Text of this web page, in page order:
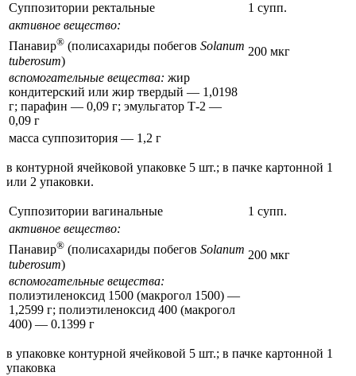
Суппозитории ректальные
1 супп.
активное вещество:
Панавир® (полисахариды побегов Solanum
tuberosum)
200 мкг
вспомогательные вещества: жир
кондитерский или жир твердый — 1,0198
г; парафин — 0,09 г; эмульгатор Т-2 —
0,09 г
масса суппозитория — 1,2 г
в контурной ячейковой упаковке 5 шт.; в пачке картонной 1
или 2 упаковки.
Суппозитории вагинальные
1 супп.
активное вещество:
Панавир® (полисахариды побегов Solanum
tuberosum)
200 мкг
вспомогательные вещества:
полиэтиленоксид 1500 (макрогол 1500) —
1,2599 г; полиэтиленоксид 400 (макрогол
400) — 0.1399 г
в упаковке контурной ячейковой 5 шт.; в пачке картонной 1
упаковка